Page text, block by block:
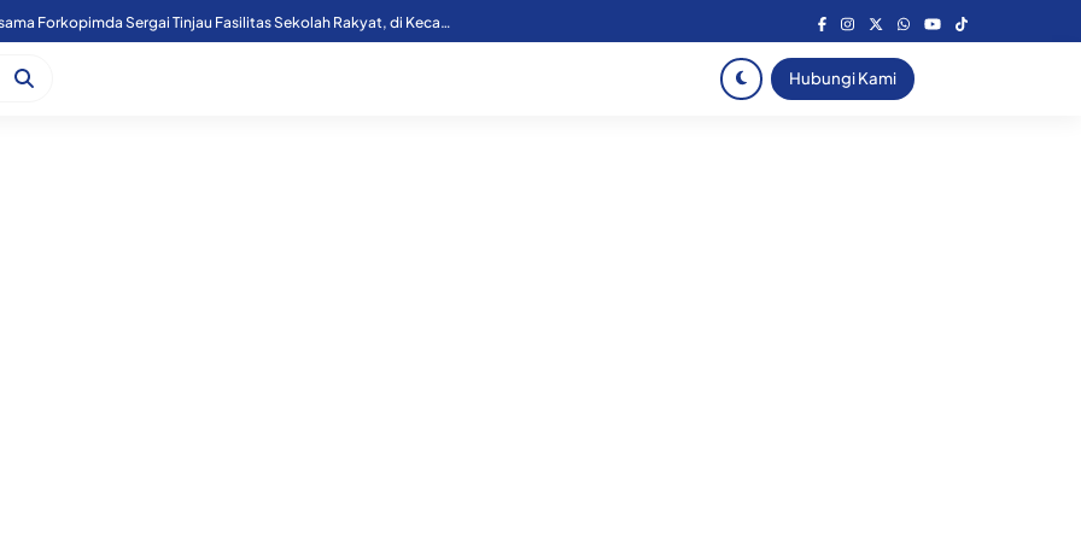
Kapoolres Sergai Bersama Forkopimda Sergai Tinjau Fasilitas Sekolah Rakyat, di Kecamatan Firdaus.
Hubungi Kami